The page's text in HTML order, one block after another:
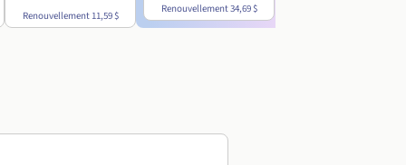
Renouvellement 11,59 $
Renouvellement34,69 $